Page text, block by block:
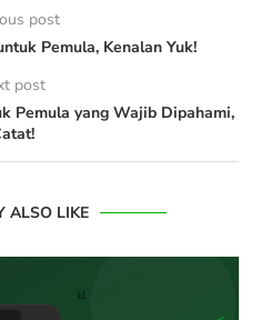
post
Pemula, Kenalan Yuk!
post
Pemula yang Wajib Dipahami,
ALSO LIKE